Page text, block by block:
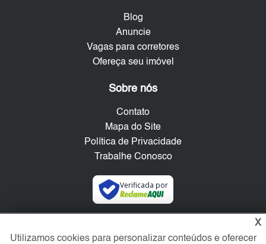
Blog
Anuncie
Vagas para corretores
Ofereça seu imóvel
Sobre nós
Contato
Mapa do Site
Política de Privacidade
Trabalhe Conosco
Verificada por
X
Utilizamos cookies para personalizar conteúdos e oferecer